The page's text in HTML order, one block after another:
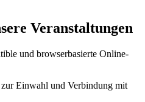
Veranstaltungen
und browserbasierte Online-
Einwahl und Verbindung mit